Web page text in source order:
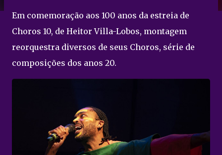
Em comemoração aos 100 anos da estreia de
Choros 10, de Heitor Villa-Lobos, montagem
reorquestra diversos de seus Choros, série de
composições dos anos 20.